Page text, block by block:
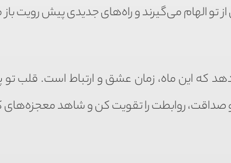
از تو الهام می‌گیرند و راه‌های جدیدی پیش رویت
این ماه، زمان عشق و ارتباط است. قلب تو
صداقت، روابطت را تقویت کن و شاهد